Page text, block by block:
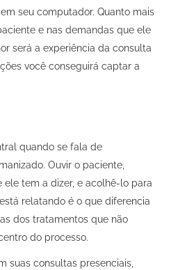
seu computador. Quanto mais
e nas demandas que ele
será a experiência da consulta
você conseguirá captar a
quando se fala de
Ouvir o paciente,
ele tem a dizer, e acolhê-lo para
relatando é o que diferencia
dos tratamentos que não
do processo.
suas consultas presenciais,